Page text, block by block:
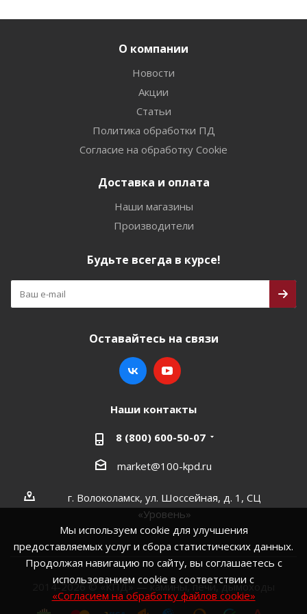
Мы используем cookie для улучшения
предоставляемых услуг и сбора статистических данных.
Продолжая навигацию по сайту, вы соглашаетесь с
использованием cookie в соответствии с
«Согласием на обработку файлов cookie»
О компании
Новости
Акции
Статьи
Политика обработки ПД
Согласие на обработку Cookie
Доставка и оплата
Наши магазины
Производители
Будьте всегда в курсе!
Оставайтесь на связи
Наши контакты
8 (800) 600-50-07
market@100-kpd.ru
г. Волоколамск, ул. Шоссейная, д. 1, СЦ
«Уровень»
2014-2026 © «КПД» — камины, печи, дымоходы